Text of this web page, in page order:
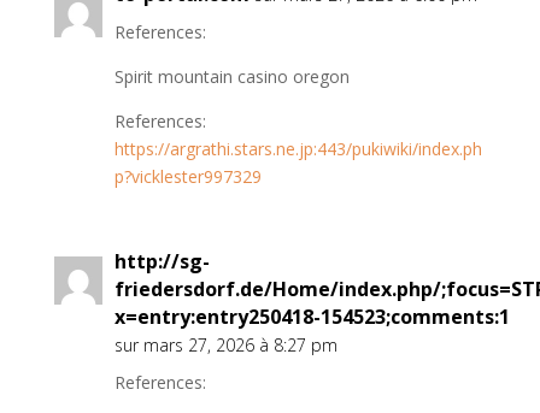
References:
Spirit mountain casino oregon
References:
https://argrathi.stars.ne.jp:443/pukiwiki/index.ph
p?vicklester997329
http://sg-
friedersdorf.de/Home/index.php/
x=entry:entry250418-154523;comments:1
sur mars 27, 2026 à 8:27 pm
References: